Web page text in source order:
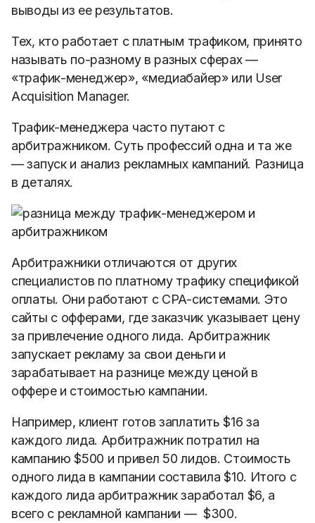
выводы из ее результатов.
Тех, кто работает с платным трафиком, принято
называть по-разному в разных сферах —
«трафик-менеджер», «медиабайер» или User
Acquisition Manager.
Трафик-менеджера часто путают с
арбитражником. Суть профессий одна и та же
— запуск и анализ рекламных кампаний. Разница
в деталях.
Арбитражники отличаются от других
специалистов по платному трафику спецификой
оплаты. Они работают с CPA-системами. Это
сайты с офферами, где заказчик указывает цену
за привлечение одного лида. Арбитражник
запускает рекламу за свои деньги и
зарабатывает на разнице между ценой в
оффере и стоимостью кампании.
Например, клиент готов заплатить $16 за
каждого лида. Арбитражник потратил на
кампанию $500 и привел 50 лидов. Стоимость
одного лида в кампании составила $10. Итого с
каждого лида арбитражник заработал $6, а
всего с рекламной кампании — $300.